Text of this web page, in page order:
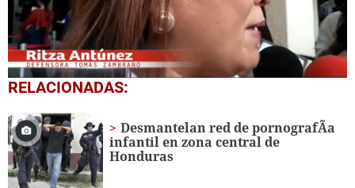
0
of
minute,
32
seconds
RELACIONADAS:
Desmantelan red de pornografÃ­a
infantil en zona central de
Honduras